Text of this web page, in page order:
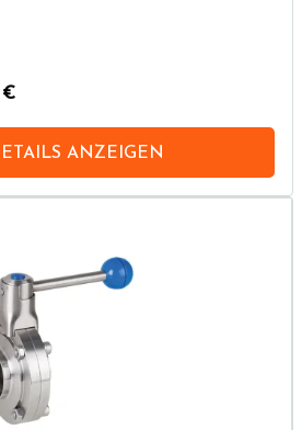
€
ANZEIGEN